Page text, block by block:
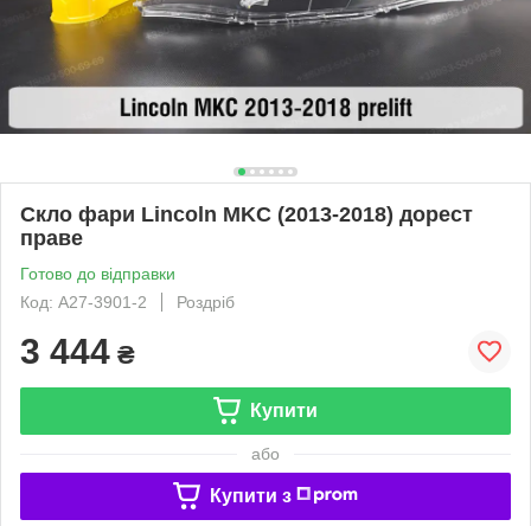
Скло фари Lincoln MKC (2013-2018) дорест
праве
Готово до відправки
Код: A27-3901-2
Роздріб
3 444 ₴
Купити
або
Купити з